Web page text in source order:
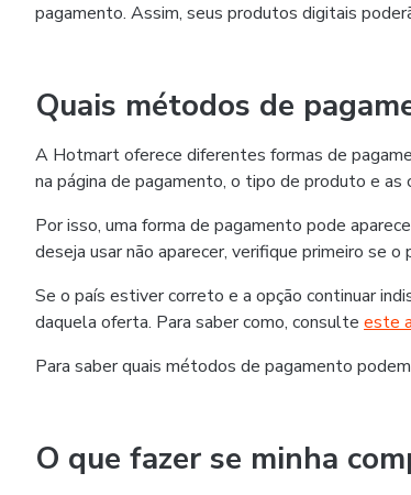
pagamento. Assim, seus produtos digitais
Quais métodos de
A Hotmart oferece diferentes formas de
na página de pagamento, o tipo de produto e
Por isso, uma forma de pagamento pode
deseja usar não aparecer, verifique primeiro se
Se o país estiver correto e a opção continuar
daquela oferta. Para saber como, consulte este
Para saber quais métodos de pagamento
O que fazer se minha